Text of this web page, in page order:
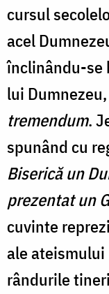
cursul
acel
înclinându-se
lui
tremendum.
spunând cu
Biserică un
prezentat un
cuvinte
ale ateismului
rândurile